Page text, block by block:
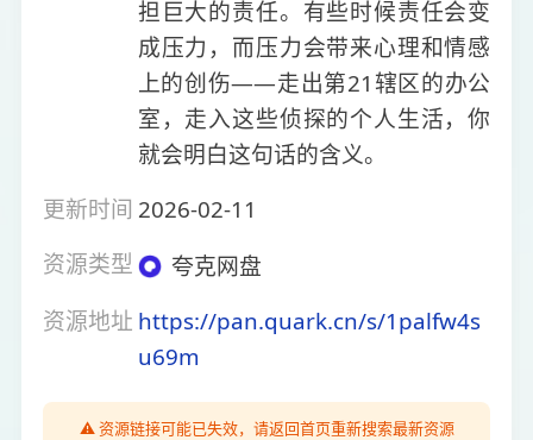
担巨大的责任。有些时候责任会变
成压力，而压力会带来心理和情感
上的创伤——走出第21辖区的办公
室，走入这些侦探的个人生活，你
就会明白这句话的含义。
更新时间 2026-02-11
资源类型
夸克网盘
资源地址 https://pan.quark.cn/s/1palfw4s
u69m
⚠️ 资源链接可能已失效，请返回首页重新搜索最新资源